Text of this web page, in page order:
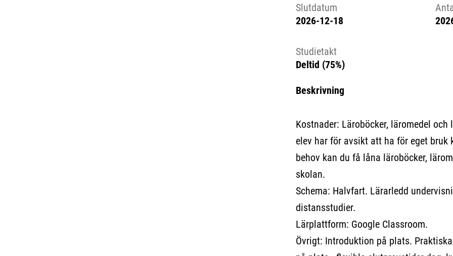
Slutdatum
2026-12-18
Studietakt
Deltid (75%)
Beskrivning
Kostnader: Läroböcker, läromedel och
elev har för avsikt att ha för eget bruk
behov kan du få låna läroböcker,
skolan.
Schema: Halvfart. Lärarledd
distansstudier.
Lärplattform: Google Classroom.
Övrigt: Introduktion på plats.